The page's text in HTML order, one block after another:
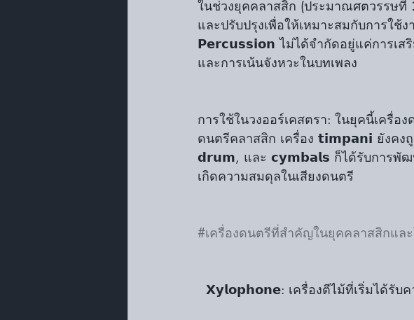
ในช่วงยุคคลาสสิก (ประมาณศตวรรษ
และปรับปรุงเพื่อให้เหมาะสมกับการใช้
𝗣𝗲𝗿𝗰𝘂𝘀𝘀𝗶𝗼𝗻 ไม่ได้จำกัดอยู่แค่การเส
และการเน้นจังหวะในบทเพลง
การใช้ในวงออร์เคสตรา: ในยุคนี้เครื่
ดนตรีคลาสสิก เครื่อง 𝘁𝗶𝗺𝗽𝗮𝗻𝗶 ยังค
𝗱𝗿𝘂𝗺, และ 𝗰𝘆𝗺𝗯𝗮𝗹𝘀 ก็ได้รับการพัฒ
เกิดความสมดุลในเสียงดนตรี
#เครื่องดนตรีที่สำคัญในยุคคลาสสิกแล
𝗫𝘆𝗹𝗼𝗽𝗵𝗼𝗻𝗲: เครื่องตีไม้ที่เริ่มได้รับ